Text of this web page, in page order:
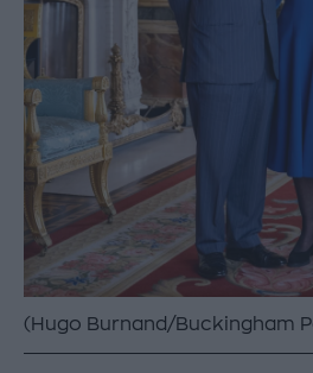
(Hugo Burnand/Buckingham